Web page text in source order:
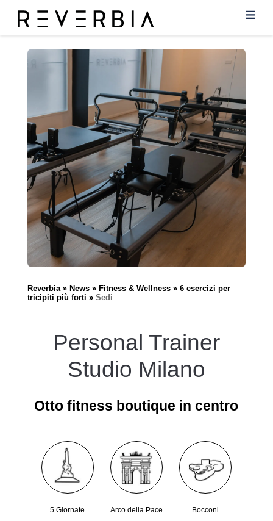
Reverbia News Fitness & Wellness
6 esercizi per
tricipiti più forti
Sedi
Personal Trainer
Studio Milano
Otto fitness boutique in centro
5 Giornate Arco della Pace Bocconi